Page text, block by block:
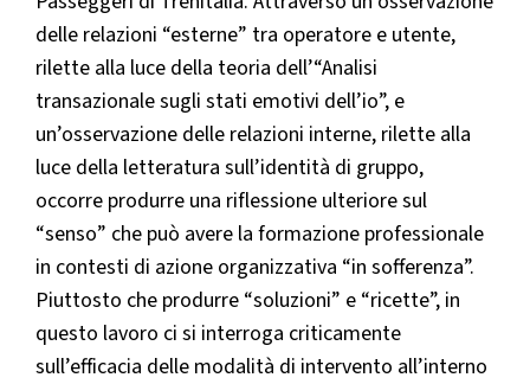
delle relazioni “esterne” tra operatore e utente,
rilette alla luce della teoria dell’“Analisi
transazionale sugli stati emotivi dell’io”, e
un’osservazione delle relazioni interne, rilette alla
luce della letteratura sull’identità di gruppo,
occorre produrre una riflessione ulteriore sul
“senso” che può avere la formazione professionale
in contesti di azione organizzativa “in sofferenza”.
Piuttosto che produrre “soluzioni” e “ricette”, in
questo lavoro ci si interroga criticamente
sull’efficacia delle modalità di intervento all’interno